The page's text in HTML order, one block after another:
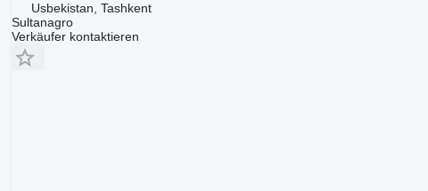
Usbekistan, Tashkent
Sultanagro
Verkäufer kontaktieren